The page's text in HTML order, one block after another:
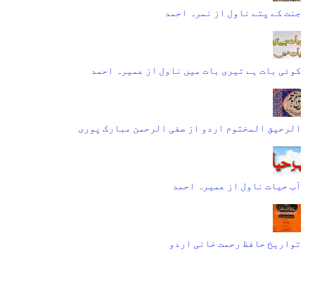
جنت کے پتے ناول از نمرہ احمد
کوئی بات ہے تیری بات میں ناول از عمیرہ احمد
الرحیق المختوم اردو از صفی الرحمن مبارک پوری
آب حیات ناول از عمیرہ احمد
تواریخ حافظ رحمت خانی اردو